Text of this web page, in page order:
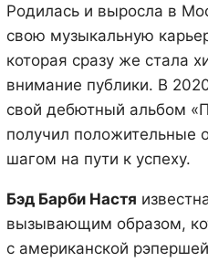
Родилась и выросла в
свою музыкальную
которая сразу же стала
внимание публики. В
свой дебютный альбом
получил положительные
шагом на пути к успеху.
Бэд Барби Настя
вызывающим образом,
с американской